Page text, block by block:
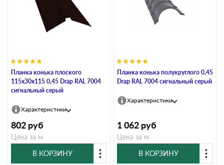
Планка конька плоского
115х30х115 0,45 Drap RAL 7004
сигнальный серый
Характеристики
802 руб
Цена за м
В КОРЗИНУ
Планка конька полукруглого 0,45
Drap RAL 7004 сигнальный серый
Характеристики
1 062 руб
Цена за м
В КОРЗИНУ